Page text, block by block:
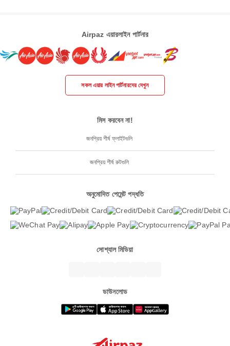
Airpaz এয়ারলাইন পার্টনার
সকল এয়ার লাইন পার্টনারদের দেখুন
মিস করবেন না!
জনপ্রিয় শীর্ষ ফ্লাইটগুলি
জনপ্রিয় শীর্ষ রুটগুলি
অনুমোদিত পেমেন্ট পদ্ধতি
সোশ্যাল মিডিয়া
ডাউনলোড